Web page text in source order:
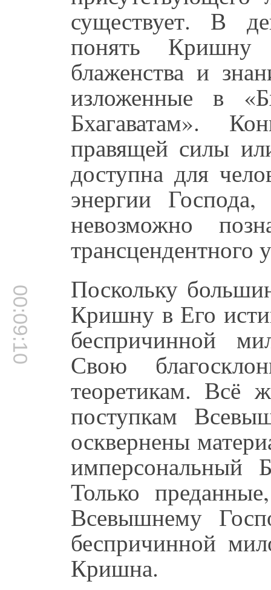
существует. В
понять Кришну
блаженства и
изложенные в
Бхагаватам».
правящей силы
доступна для
энергии
невозможно
трансцендентного
00:09:10 Поскольку
Кришну в Его
беспричинной
Свою
теоретикам. Всё
поступкам
осквернены
имперсональный
Только
Всевышнему
беспричинной
Кришна.